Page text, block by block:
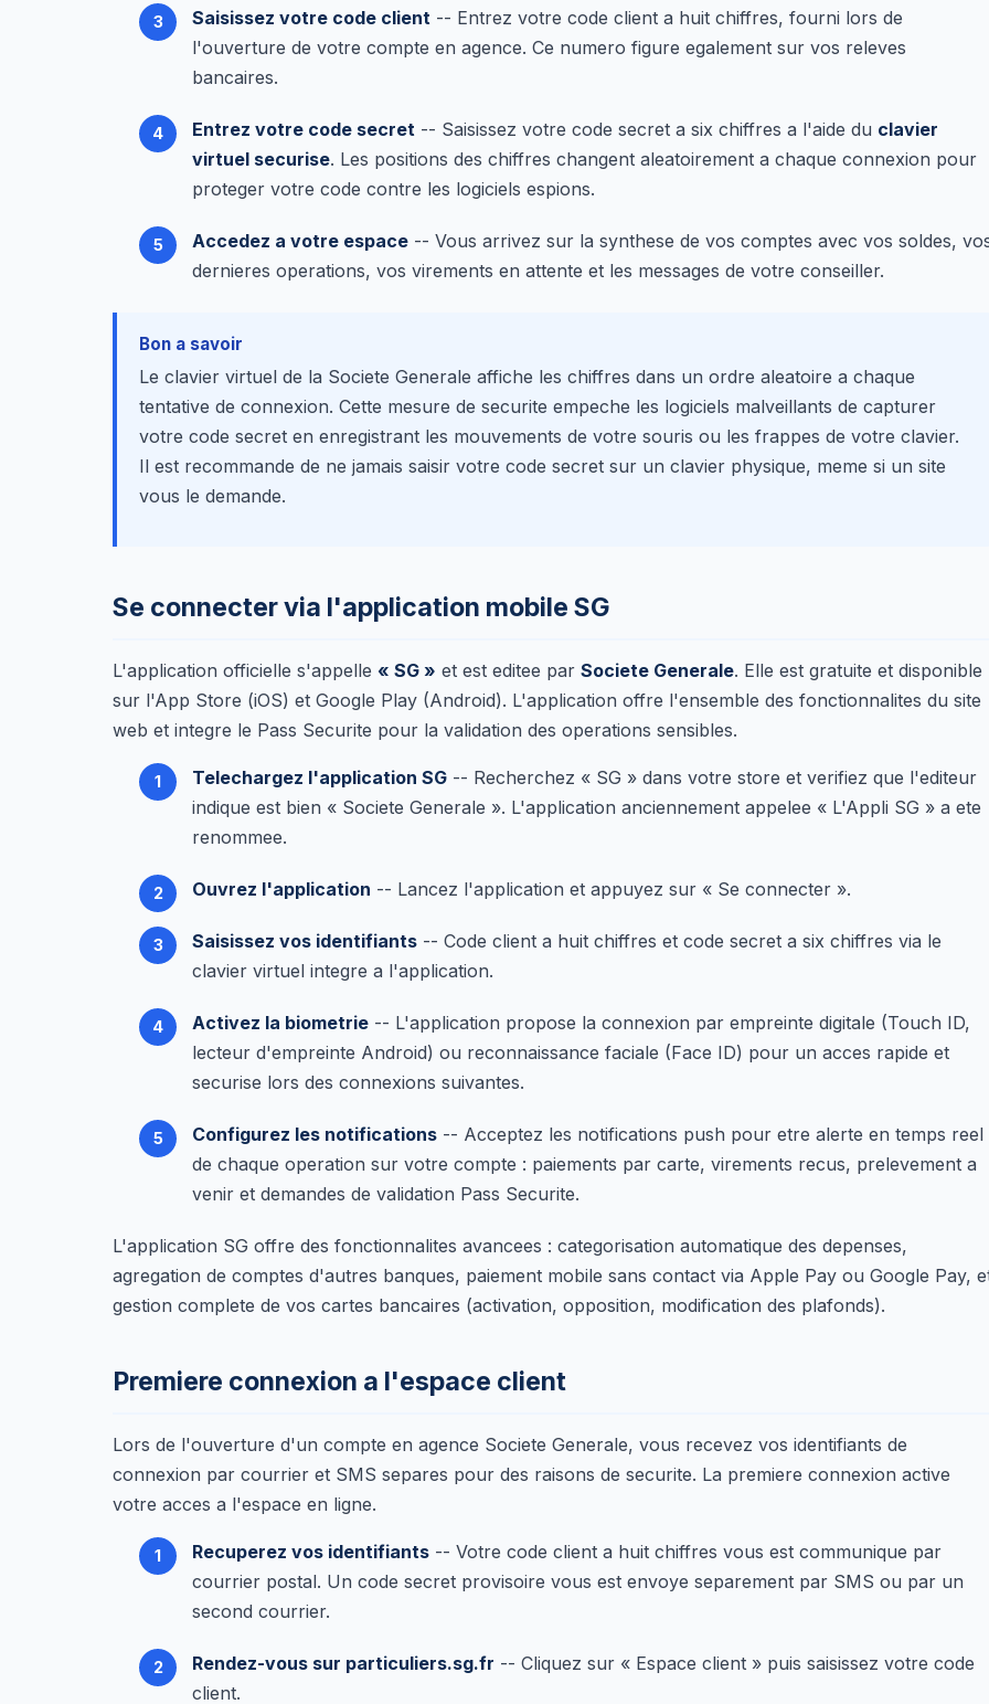
Saisissez votre code client -- Entrez votre code client a huit chiffres, fourni lors de
l'ouverture de votre compte en agence. Ce numero figure egalement sur vos releves
bancaires.
Entrez votre code secret -- Saisissez votre code secret a six chiffres a l'aide du clavier
virtuel securise. Les positions des chiffres changent aleatoirement a chaque connexion pour
proteger votre code contre les logiciels espions.
Accedez a votre espace -- Vous arrivez sur la synthese de vos comptes avec vos soldes,
dernieres operations, vos virements en attente et les messages de votre conseiller.
Bon a savoir
Le clavier virtuel de la Societe Generale affiche les chiffres dans un ordre aleatoire a chaque
tentative de connexion. Cette mesure de securite empeche les logiciels malveillants de capturer
votre code secret en enregistrant les mouvements de votre souris ou les frappes de votre clavier.
Il est recommande de ne jamais saisir votre code secret sur un clavier physique, meme si un site
vous le demande.
Se connecter via l'application mobile SG
L'application officielle s'appelle « SG » et est editee par Societe Generale. Elle est gratuite et disponible
sur l'App Store (iOS) et Google Play (Android). L'application offre l'ensemble des fonctionnalites du site
web et integre le Pass Securite pour la validation des operations sensibles.
Telechargez l'application SG -- Recherchez « SG » dans votre store et verifiez que l'editeur
indique est bien « Societe Generale ». L'application anciennement appelee « L'Appli SG » a ete
renommee.
Ouvrez l'application -- Lancez l'application et appuyez sur « Se connecter ».
Saisissez vos identifiants -- Code client a huit chiffres et code secret a six chiffres via le
clavier virtuel integre a l'application.
Activez la biometrie -- L'application propose la connexion par empreinte digitale (Touch ID,
lecteur d'empreinte Android) ou reconnaissance faciale (Face ID) pour un acces rapide et
securise lors des connexions suivantes.
Configurez les notifications -- Acceptez les notifications push pour etre alerte en temps reel
de chaque operation sur votre compte : paiements par carte, virements recus, prelevement a
venir et demandes de validation Pass Securite.
L'application SG offre des fonctionnalites avancees : categorisation automatique des depenses,
agregation de comptes d'autres banques, paiement mobile sans contact via Apple Pay ou Google Pay,
gestion complete de vos cartes bancaires (activation, opposition, modification des plafonds).
Premiere connexion a l'espace client
Lors de l'ouverture d'un compte en agence Societe Generale, vous recevez vos identifiants de
connexion par courrier et SMS separes pour des raisons de securite. La premiere connexion active
votre acces a l'espace en ligne.
Recuperez vos identifiants -- Votre code client a huit chiffres vous est communique par
courrier postal. Un code secret provisoire vous est envoye separement par SMS ou par un
second courrier.
Rendez-vous sur particuliers.sg.fr -- Cliquez sur « Espace client » puis saisissez votre code
client.